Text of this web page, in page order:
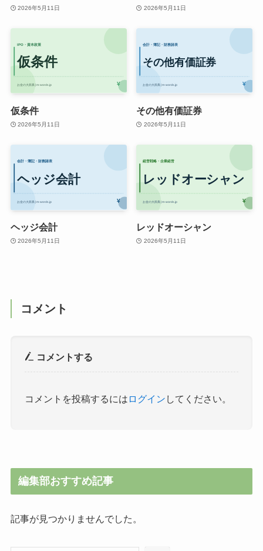
2026年5月11日 2026年5月11日
仮条件
2026年5月11日
その他有価証券
2026年5月11日
ヘッジ会計
2026年5月11日
レッドオーシャン
2026年5月11日
コメント
コメントする
コメントを投稿するには ログイン してください。
編集部おすすめ記事
記事が見つかりませんでした。